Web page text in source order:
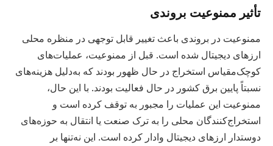
تأثیر ممنوعیت بروندی
ممنوعیت در بروندی باعث تغییر قابل توجهی در منظره محلی
ارزهای دیجیتال شده است. قبل از ممنوعیت، عملیات‌های
کوچک‌مقیاس استخراج در حال ظهور بودند که به‌دلیل هزینه‌های
نسبتاً پایین برق کشور در حال فعالیت بودند. با این حال،
ممنوعیت این عملیات را مجبور به توقف کرده است و
استخراج‌کنندگان محلی را به ترک صنعت یا انتقال به حوزه‌های
دوستدار ارزهای دیجیتال وادار کرده است. این نه‌تنها بر